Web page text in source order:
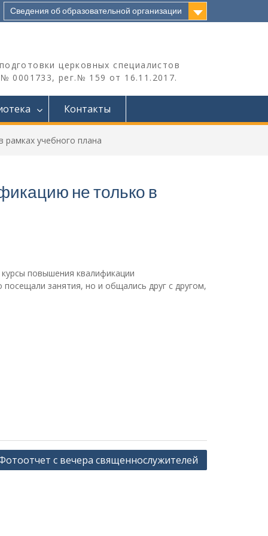
Сведения об образовательной организации
церковных специалистов
0001733, рег.№ 159 от 16.11.2017.
Контакты
учебного плана
не только в
повышения квалификации
занятия, но и общались друг с другом,
с вечера священнослужителей